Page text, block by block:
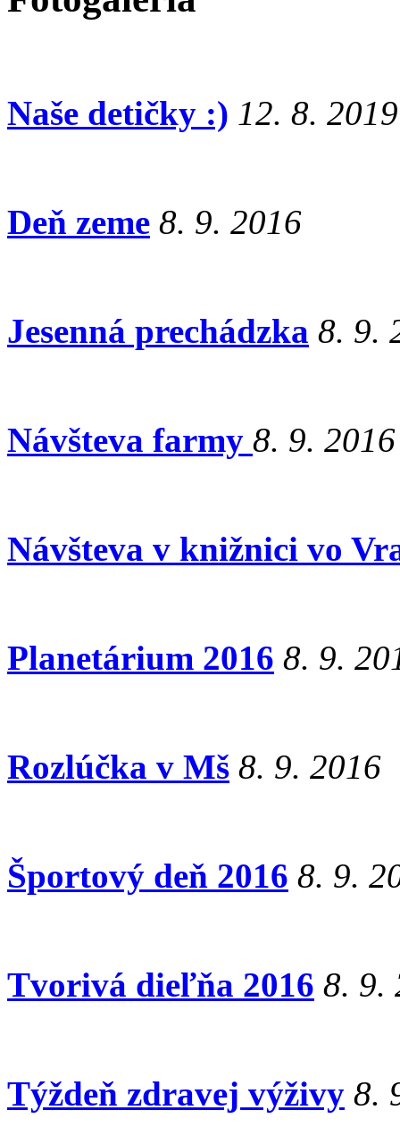
Naše detičky :) 12. 8. 2019
Deň zeme 8. 9. 2016
Jesenná prechádzka 8. 9.
Návšteva farmy 8. 9. 2016
Návšteva v knižnici vo
Planetárium 2016 8. 9.
Rozlúčka v Mš 8. 9. 2016
Športový deň 2016 8. 9.
Tvorivá dieľňa 2016 8. 9.
Týždeň zdravej výživy 8.